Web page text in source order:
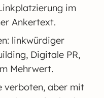
im
Ankertext.
linkwürdiger
Digitale PR,
Mehrwert.
verboten, aber mit